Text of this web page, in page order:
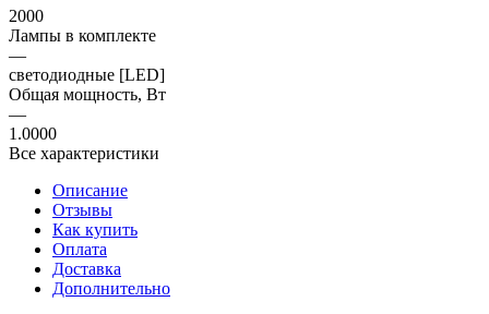
2000
Лампы в комплекте
—
светодиодные [LED]
Общая мощность, Вт
—
1.0000
Все характеристики
Описание
Отзывы
Как купить
Оплата
Доставка
Дополнительно